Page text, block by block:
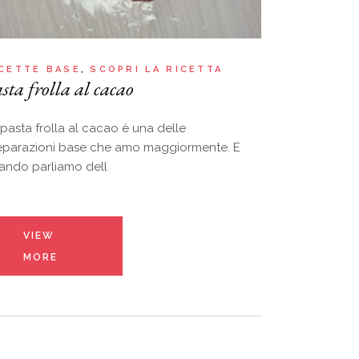
BASE SCOPRI LA RICETTA
frolla al cacao
frolla al cacao è una delle
base che amo maggiormente. E
parliamo dell
VIEW
MORE